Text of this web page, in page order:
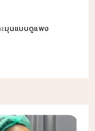
มุนแบบดูแพง